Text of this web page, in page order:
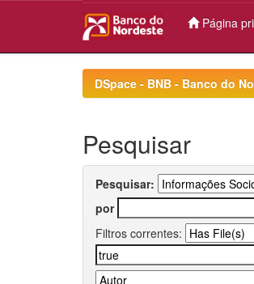
Página
DSpace - BNB - Banco do
Pesquisar
Pesquisar:
por
Filtros correntes: